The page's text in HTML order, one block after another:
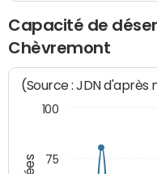
Capacité de
Chèvremont
(Source : JDN d'après
75
100